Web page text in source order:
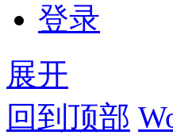
登录
展开
回到顶部